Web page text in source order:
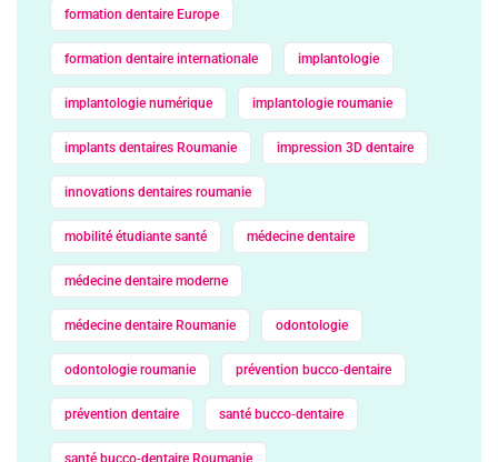
formation dentaire Europe
formation dentaire internationale implantologie
implantologie numérique implantologie roumanie
implants dentaires Roumanie impression 3D dentaire
innovations dentaires roumanie
mobilité étudiante santé médecine dentaire
médecine dentaire moderne
médecine dentaire Roumanie odontologie
odontologie roumanie prévention bucco‑dentaire
prévention dentaire santé bucco‑dentaire
santé bucco‑dentaire Roumanie